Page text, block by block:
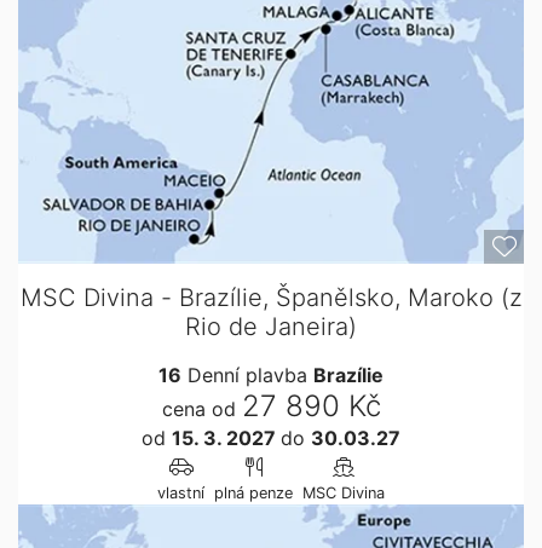
MSC Divina - Brazílie, Španělsko, Maroko (z
Rio de Janeira)
16 Denní plavba Brazílie
cena od 27 890 Kč
od 15. 3. 2027 do 30.03.27
vlastní plná penze MSC Divina